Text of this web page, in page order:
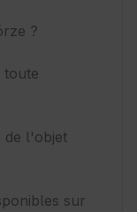
?
toute
de l'objet
sur